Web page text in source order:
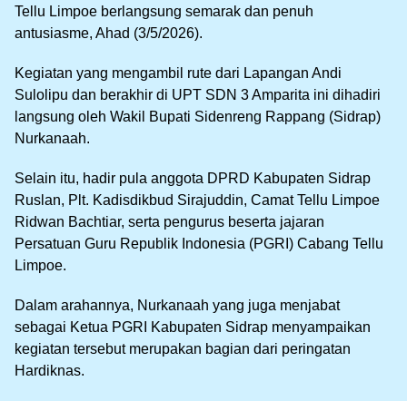
Tellu Limpoe berlangsung semarak dan penuh
antusiasme, Ahad (3/5/2026).
Kegiatan yang mengambil rute dari Lapangan Andi
Sulolipu dan berakhir di UPT SDN 3 Amparita ini dihadiri
langsung oleh Wakil Bupati Sidenreng Rappang (Sidrap)
Nurkanaah.
Selain itu, hadir pula anggota DPRD Kabupaten Sidrap
Ruslan, Plt. Kadisdikbud Sirajuddin, Camat Tellu Limpoe
Ridwan Bachtiar, serta pengurus beserta jajaran
Persatuan Guru Republik Indonesia (PGRI) Cabang Tellu
Limpoe.
Dalam arahannya, Nurkanaah yang juga menjabat
sebagai Ketua PGRI Kabupaten Sidrap menyampaikan
kegiatan tersebut merupakan bagian dari peringatan
Hardiknas.